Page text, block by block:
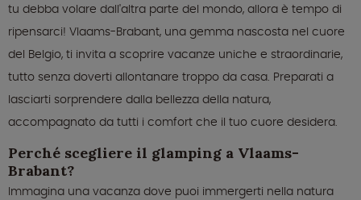
tu debba volare dall'altra parte del mondo, allora è tempo di
ripensarci! Vlaams-Brabant, una gemma nascosta nel cuore
del Belgio, ti invita a scoprire vacanze uniche e straordinarie,
tutto senza doverti allontanare troppo da casa. Preparati a
lasciarti sorprendere dalla bellezza della natura,
accompagnato da tutti i comfort che il tuo cuore desidera.
Perché scegliere il glamping a Vlaams-
Brabant?
Immagina una vacanza dove puoi immergerti nella natura